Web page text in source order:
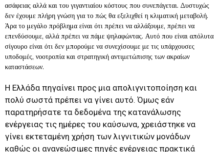
ασάφειας αλλά και του γιγαντιαίου κόστους που συνεπάγεται. Δυστυχώς
δεν έχουμε πλήρη γνώση για το πώς θα εξελιχθεί η κλιματική μεταβολή.
Άρα το μεγάλο πρόβλημα είναι ότι πρέπει να αλλάξουμε, πρέπει να
επενδύσουμε, αλλά πρέπει να πάμε ψηλαφώντας. Αυτό που είναι απόλυτα
σίγουρο είναι ότι δεν μπορούμε να συνεχίσουμε με τις υπάρχουσες
υποδομές, νοοτροπία και στρατηγική αντιμετώπισης των ακραίων
καταστάσεων.
Η Ελλάδα πηγαίνει προς μια απολιγνιτοποίηση και
πολύ σωστά πρέπει να γίνει αυτό. Όμως εάν
παρατηρήσατε τα δεδομένα της κατανάλωσης
ενέργειας τις ημέρες του καύσωνα, χρειάστηκε να
γίνει εκτεταμένη χρήση των λιγνιτικών μονάδων
καθώς οι ανανεώσιμες πηγές ενέργειας πρακτικά